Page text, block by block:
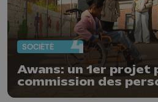
SOCIÉTÉ
Awans: un 1er projet
commission des
situation de handicap